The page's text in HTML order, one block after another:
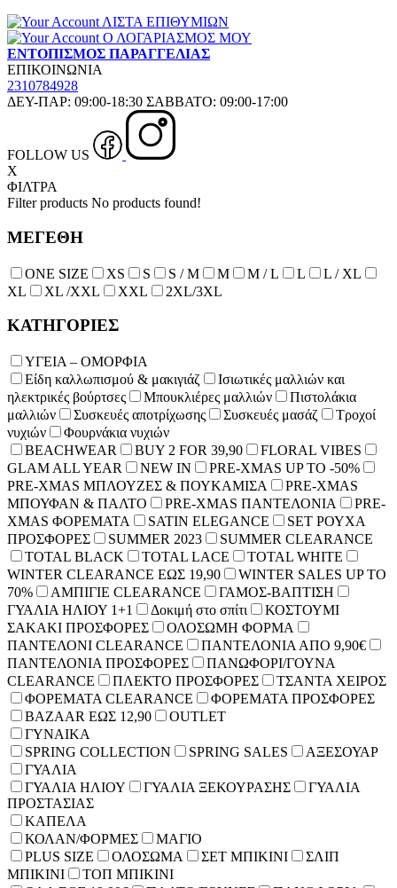
ΛΙΣΤΑ ΕΠΙΘΥΜΙΩΝ
Ο ΛΟΓΑΡΙΑΣΜΟΣ ΜΟΥ
ΕΝΤΟΠΙΣΜΟΣ ΠΑΡΑΓΓΕΛΙΑΣ
ΕΠΙΚΟΙΝΩΝΙΑ
2310784928
ΔΕΥ-ΠΑΡ: 09:00-18:30 ΣΑΒΒΑΤΟ: 09:00-17:00
FOLLOW US
X
ΦΙΛΤΡΑ
Filter products No products found!
ΜΕΓΕΘΗ
ONE SIZE XS S S / M Μ M / L L
L / XL
XL
XL /XXL XXL 2XL/3XL
ΚΑΤΗΓΟΡΙΕΣ
ΥΓΕΙΑ – ΟΜΟΡΦΙΑ
Είδη καλλωπισμού & μακιγιάζ
Ισιωτικές μαλλιών και
ηλεκτρικές βούρτσες
Μπουκλιέρες μαλλιών
Πιστολάκια
μαλλιών
Συσκευές αποτρίχωσης Συσκευές μασάζ
Τροχοί
νυχιών
Φουρνάκια νυχιών
BEACHWEAR
BUY 2 FOR 39,90
FLORAL VIBES
GLAM ALL YEAR
NEW IN
PRE-XMAS UP TO -50%
PRE-XMAS ΜΠΛΟΥΖΕΣ & ΠΟΥΚΑΜΙΣΑ
PRE-XMAS
ΜΠΟΥΦΑΝ & ΠΑΛΤΟ
PRE-XMAS ΠΑΝΤΕΛΟΝΙΑ
PRE-
XMAS ΦΟΡΕΜΑΤΑ
SATIN ELEGANCE
SET ΡΟΥΧΑ
ΠΡΟΣΦΟΡΕΣ
SUMMER 2023
SUMMER CLEARANCE
TOTAL BLACK
TOTAL LACE
TOTAL WHITE
WINTER CLEARANCE ΕΩΣ 19,90
WINTER SALES UP TO
70%
ΑΜΠΙΓΙΕ CLEARANCE
ΓΑΜΟΣ-ΒΑΠΤΙΣΗ
ΓΥΑΛΙΑ ΗΛΙΟΥ 1+1
Δοκιμή στο σπίτι
ΚΟΣΤΟΥΜΙ
ΣΑΚΑΚΙ ΠΡΟΣΦΟΡΕΣ
ΟΛΟΣΩΜΗ ΦΟΡΜΑ
ΠΑΝΤΕΛΟΝΙ CLEARANCE
ΠΑΝΤΕΛΟΝΙΑ ΑΠΟ 9,90€
ΠΑΝΤΕΛΟΝΙΑ ΠΡΟΣΦΟΡΕΣ
ΠΑΝΩΦΟΡΙ/ΓΟΥΝΑ
CLEARANCE
ΠΛΕΚΤΟ ΠΡΟΣΦΟΡΕΣ
ΤΣΑΝΤΑ ΧΕΙΡΟΣ
ΦΟΡΕΜΑΤΑ CLEARANCE
ΦΟΡΕΜΑΤΑ ΠΡΟΣΦΟΡΕΣ
BAZAAR ΕΩΣ 12,90
OUTLET
ΓΥΝΑΙΚΑ
SPRING COLLECTION
SPRING SALES
ΑΞΕΣΟΥΑΡ
ΓΥΑΛΙΑ
ΓΥΑΛΙΑ ΗΛΙΟΥ
ΓΥΑΛΙΑ ΞΕΚΟΥΡΑΣΗΣ
ΓΥΑΛΙΑ
ΠΡΟΣΤΑΣΙΑΣ
ΚΑΠΕΛΑ
ΚΟΛΑΝ/ΦΟΡΜΕΣ
ΜΑΓΙΟ
PLUS SIZE
ΟΛΟΣΩΜΑ ΣΕΤ ΜΠΙΚΙΝΙ
ΣΛΙΠ
ΜΠΙΚΙΝΙ
ΤΟΠ ΜΠΙΚΙΝΙ